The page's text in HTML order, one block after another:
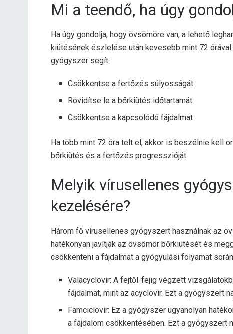
Mi a teendő, ha úgy
Ha úgy gondolja, hogy övsömöre van, a lehető
kiütésének észlelése után kevesebb mint 72
gyógyszer segít:
Csökkentse a fertőzés súlyosságát
Rövidítse le a bőrkiütés időtartamát
Csökkentse a kapcsolódó fájdalmat
Ha több mint 72 óra telt el, akkor is beszélnie kell
bőrkiütés és a fertőzés progresszióját.
Melyik vírusellenes
kezelésére?
Három fő vírusellenes gyógyszert használnak az
hatékonyan javítják az övsömör bőrkiütését és
csökkenteni a fájdalmat a gyógyulási folyamat
Valacyclovir: A fejtől-fejig végzett
fájdalmat, mint az acyclovir. Ezt a gyógyszert
Famciclovir: Ez a gyógyszer ugyanolyan
a fájdalom csökkentésében. Ezt a gyógyszert